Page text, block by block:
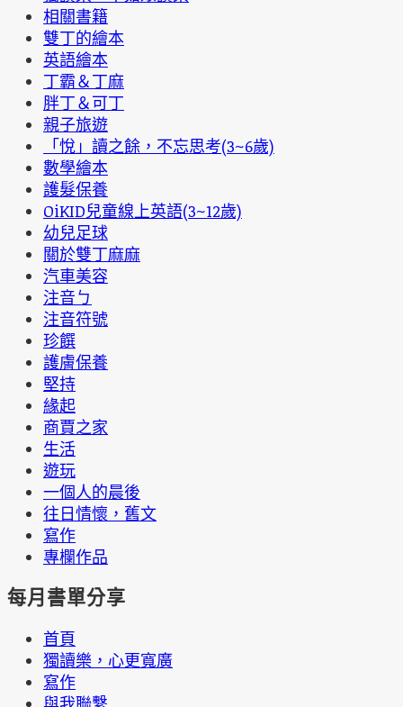
相關書籍
雙丁的繪本
英語繪本
丁霸＆丁麻
胖丁＆可丁
親子旅遊
「悅」讀之餘，不忘思考(3~6歲)
數學繪本
護髮保養
OiKID兒童線上英語(3~12歲)
幼兒足球
關於雙丁麻麻
汽車美容
注音ㄅ
注音符號
珍饌
護膚保養
堅持
緣起
商賈之家
生活
遊玩
一個人的晨後
往日情懷，舊文
寫作
專欄作品
每月書單分享
首頁
獨讀樂，心更寬廣
寫作